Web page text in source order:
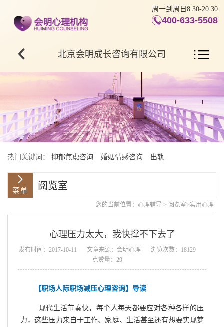
周一到周日8:30-20:30
400-633-5508
北京会明成长咨询有限公司
热门关键词： 抑郁焦虑咨询 婚姻情感咨询 出轨
阅览室
您的当前位置： 心理辅导 > 阅览室>实用心理
心理压力太大，我快撑不下去了
发布时间：2017-10-11 文章来源：会明心理
浏览次数：18129
点赞量：29
【职场人际职场减压心理咨询】导读
现代生活节奏快，每个人每天都要应对各种各样的压
力，这些压力来自于工作、家庭、生活甚至还有想要实现梦